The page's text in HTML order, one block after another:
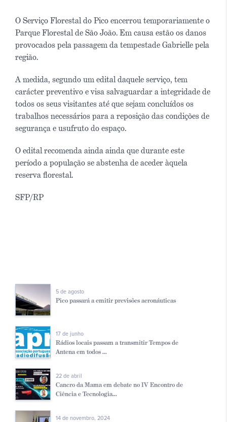
O Serviço Florestal do Pico encerrou temporariamente o
Parque Florestal de São João. Em causa estão os danos
provocados pela passagem da tempestade Gabrielle pela
região.
A medida, segundo um edital daquele serviço, tem
carácter preventivo e visa salvaguardar a integridade de
todos os seus visitantes até que sejam concluídos os
trabalhos necessários para a reposição das condições de
segurança e usufruto do espaço.
O edital recomenda ainda ainda que durante este
período a população se abstenha de aceder àquela
reserva florestal.
SFP/RP
5 de agosto
Pico passará a emitir previsões aeronáuticas
17 de junho
Rádios locais passam a transmitir Tempos de
Antena em todos ...
22 de abril
Cancro da Mama em debate no IV Encontro de
Ciência e Tecnologia...
14 de novembro, 2024